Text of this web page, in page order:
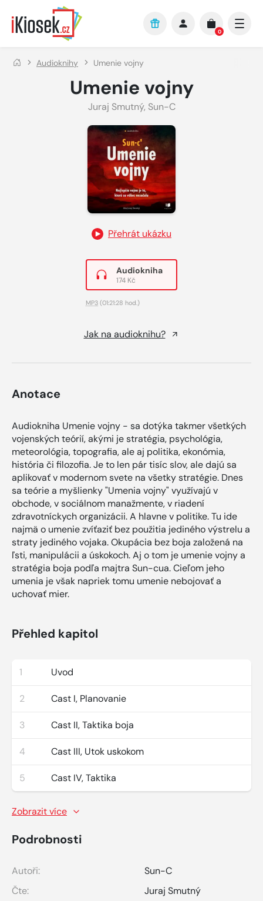
Přejít na hlavní obsah
0
Audioknihy Umenie vojny
Umenie vojny
Juraj Smutný, Sun-C
Přehrát ukázku
Audiokniha
174 Kč
MP3 (01:21:28 hod.)
Jak na audioknihu?
Anotace
Audiokniha Umenie vojny - sa dotýka takmer všetkých
vojenských teórií, akými je stratégia, psychológia,
meteorológia, topografia, ale aj politika, ekonómia,
história či filozofia. Je to len pár tisíc slov, ale dajú sa
aplikovať v modernom svete na všetky stratégie. Dnes
sa teórie a myšlienky "Umenia vojny" využívajú v
obchode, v sociálnom manažmente, v riadení
zdravotníckych organizácii. A hlavne v politike. Tu ide
najmä o umenie zvíťaziť bez použitia jediného výstrelu a
straty jediného vojaka. Okupácia bez boja založená na
ľsti, manipulácii a úskokoch. Aj o tom je umenie vojny a
stratégia boja podľa majtra Sun-cua. Cieľom jeho
umenia je však napriek tomu umenie nebojovať a
uchovať mier.
Přehled kapitol
1 Uvod
2 Cast I, Planovanie
3 Cast II, Taktika boja
4 Cast III, Utok uskokom
5 Cast IV, Taktika
Zobrazit více
Podrobnosti
Autoři:
Sun-C
Čte:
Juraj Smutný